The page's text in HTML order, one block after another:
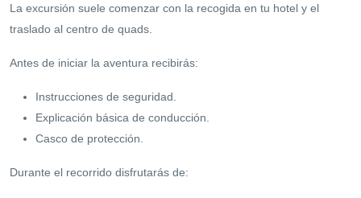
La excursión suele comenzar con la recogida en tu hotel y el
traslado al centro de quads.
Antes de iniciar la aventura recibirás:
Instrucciones de seguridad.
Explicación básica de conducción.
Casco de protección.
Durante el recorrido disfrutarás de: